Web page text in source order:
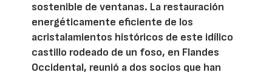
sostenible de ventanas. La restauración
energéticamente eficiente de los
acristalamientos históricos de este idílico
castillo rodeado de un foso, en Flandes
Occidental, reunió a dos socios que han